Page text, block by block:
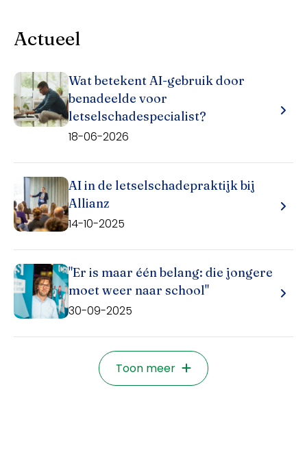
Actueel
Wat betekent AI-gebruik door
benadeelde voor
letselschadespecialist?
18-06-2026
AI in de letselschadepraktijk bij
Allianz
14-10-2025
"Er is maar één belang: die jongere
moet weer naar school"
30-09-2025
Toon meer